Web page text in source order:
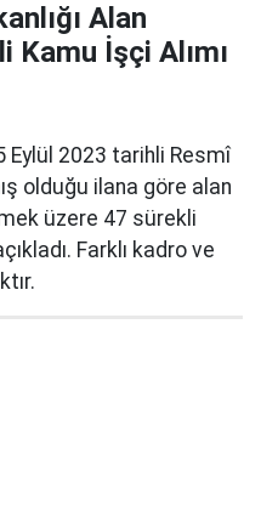
Alan
Kamu İşçi Alımı
Eylül 2023 tarihli Resmî
olduğu ilana göre alan
üzere 47 sürekli
Farklı kadro ve